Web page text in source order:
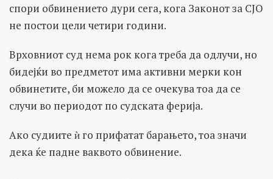
спори обвинението дури сега, кога Законот за СЈО
не постои цели четири години.
Врховниот суд нема рок кога треба да одлучи, но
бидејќи во предметот има активни мерки кон
обвинетите, би можело да се очекува тоа да се
случи во периодот по судската ферија.
Ако судиите ѝ го прифатат барањето, тоа значи
дека ќе падне ваквото обвинение.